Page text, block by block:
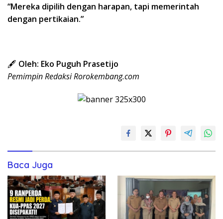
“Mereka dipilih dengan harapan, tapi memerintah
dengan pertikaian.”
🖋 Oleh: Eko Puguh Prasetijo
Pemimpin Redaksi Rorokembang.com
Baca Juga